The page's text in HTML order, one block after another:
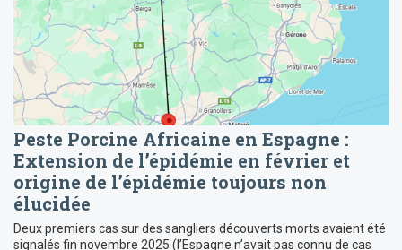
Peste Porcine Africaine en Espagne :
Extension de l’épidémie en février et
origine de l’épidémie toujours non
élucidée
Deux premiers cas sur des sangliers découverts morts avaient été
signalés fin novembre 2025 (l’Espagne n’avait pas connu de cas